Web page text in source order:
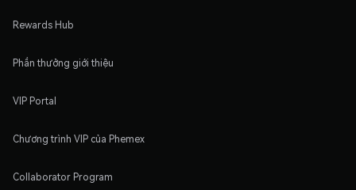
Rewards Hub
Phần thưởng giới thiệu
VIP Portal
Chương trình VIP của Phemex
Collaborator Program